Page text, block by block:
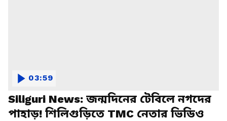
Siliguri News: জন্মদিনের টেবিলে নগদের
পাহাড়! শিলিগুড়িতে TMC নেতার ভিডিও
03:59